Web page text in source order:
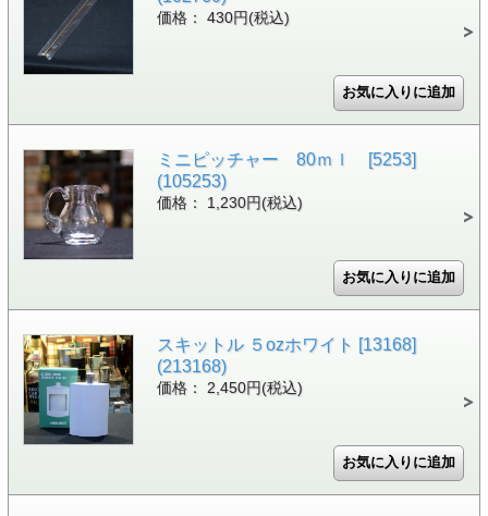
価格： 430円(税込)
ミニピッチャー 80ｍｌ [5253]
(105253)
価格： 1,230円(税込)
スキットル ５ozホワイト [13168]
(213168)
価格： 2,450円(税込)